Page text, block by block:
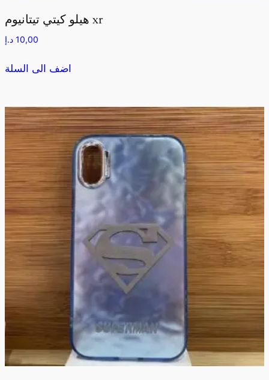
هيلو كيتي تيتانيوم xr
10,00 د.إ
اضف الى السلة